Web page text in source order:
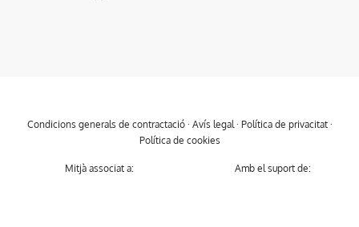
Condicions generals de contractació· Avís legal· Política de privacitat·
Política de cookies
Mitjà associat a: Amb el suport de: